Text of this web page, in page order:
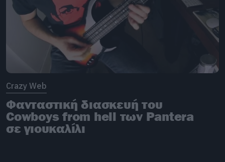
Crazy Web
Φανταστική διασκευή του
Cowboys from hell των Pantera
σε γιουκαλίλι